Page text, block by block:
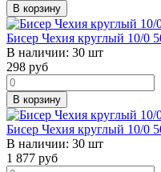
В корзину
Бисер Чехия круглый 10/0
В наличии: 30 шт
298 руб
В корзину
Бисер Чехия круглый 10/0
В наличии: 30 шт
1 877 руб